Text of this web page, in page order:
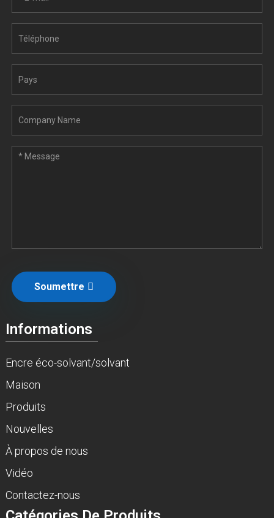
Soumettre
Informations
Encre éco-solvant/solvant
Maison
Produits
Nouvelles
À propos de nous
Vidéo
Contactez-nous